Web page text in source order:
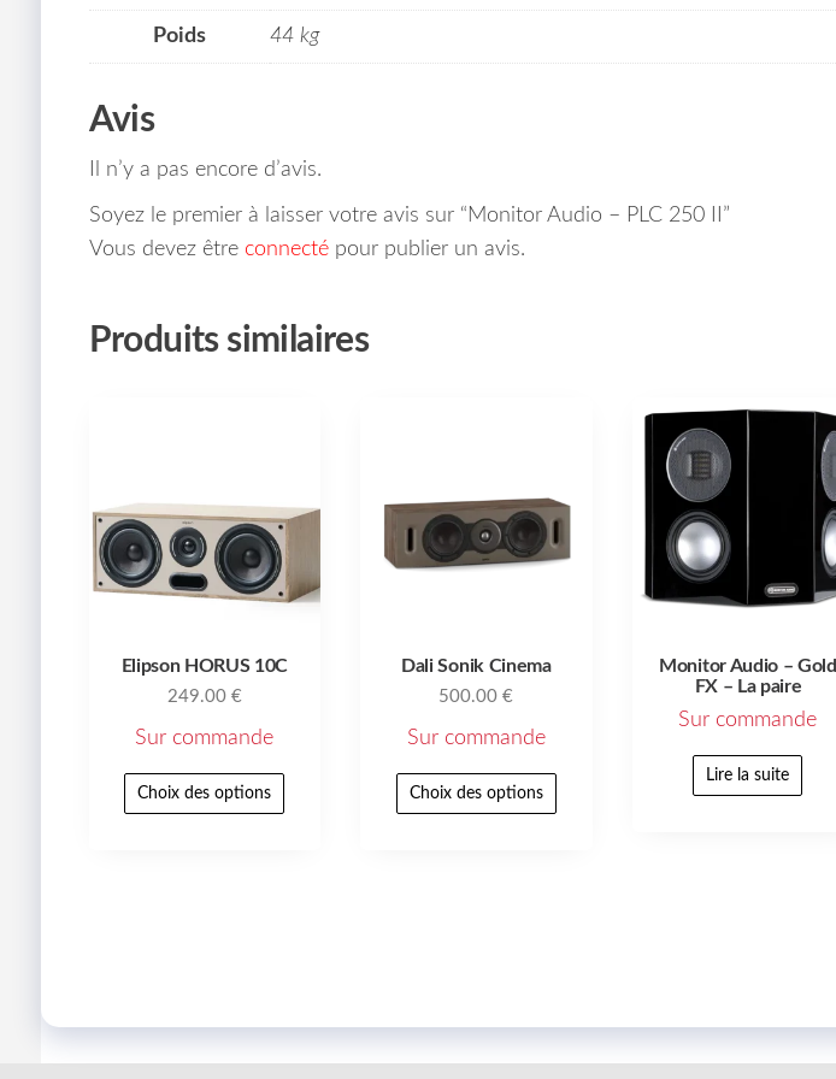
Poids 44 kg
Avis
Il n’y a pas encore d’avis.
Soyez le premier à laisser votre avis sur “Monitor Audio – PLC 250 II”
Vous devez être connectépour publier un avis.
Produits similaires
Elipson HORUS 10C
249.00 €
Sur commande
Choix des options
Dali Sonik Cinema
500.00€
Sur commande
Choix des options
Monitor Audio – Gold
FX – La paire
Sur commande
Lire la suite